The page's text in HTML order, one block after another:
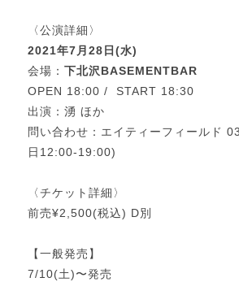
〈公演詳細〉
2021年7月28日(水)
会場：下北沢BASEMENTBAR
OPEN 18:00 / START 18:30
出演：湧 ほか
問い合わせ：エイティーフィールド
日12:00-19:00)
〈チケット詳細〉
前売¥2,500(税込) D別
【一般発売】
7/10(土)〜発売